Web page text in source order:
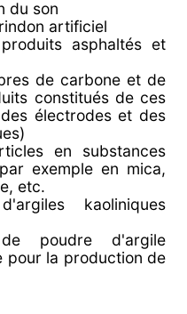
du son
artificiel
asphaltés et
de carbone et de
constitués de ces
électrodes et des
en substances
exemple en mica,
etc.
kaoliniques
poudre d'argile
pour la production de